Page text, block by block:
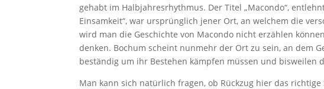
gehabt im Halbjahresrhythmus. Der Titel „Macondo“,
Einsamkeit“, war ursprünglich jener Ort, an welchem die
wird man die Geschichte von Macondo nicht erzählen
denken. Bochum scheint nunmehr der Ort zu sein, an dem
beständig um ihr Bestehen kämpfen müssen und bisweilen
Man kann sich natürlich fragen, ob Rückzug hier das